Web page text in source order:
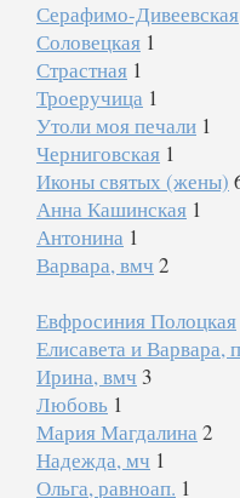
Серафимо-Дивеевская
Соловецкая 1
Страстная 1
Троеручица 1
Утоли моя печали 1
Черниговская 1
Иконы святых (жены)
Анна Кашинская 1
Антонина 1
Варвара, вмч 2
Евфросиния Полоцкая
Елисавета и Варвара,
Ирина, вмч 3
Любовь 1
Мария Магдалина 2
Надежда, мч 1
Ольга, равноап. 1